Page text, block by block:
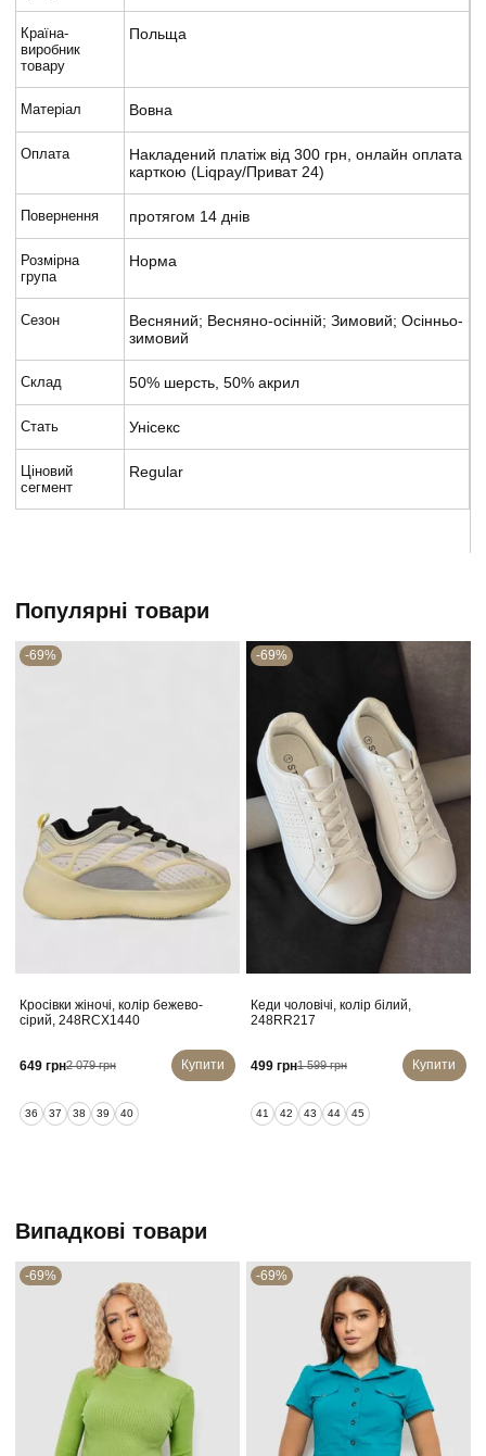
Країна-
виробник
товару
Польща
Матеріал Вовна
Оплата
Накладений платіж від 300 грн, онлайн оплата
карткою (Liqpay/Приват 24)
Повернення протягом 14 днів
Розмірна
група
Норма
Сезон
Весняний; Весняно-осінній; Зимовий; Осінньо-
зимовий
Склад 50% шерсть, 50% акрил
Стать Унісекс
Ціновий
сегмент
Regular
Популярні товари
-69%
Кросівки жіночі, колір бежево-
сірий, 248RCX1440
649 грн2 079 грн Купити
36 37 38 39 40
-69%
Кеди чоловічі, колір білий,
248RR217
499 грн1 599 грн Купити
41 42 43 44 45
Випадкові товари
-69% -69%